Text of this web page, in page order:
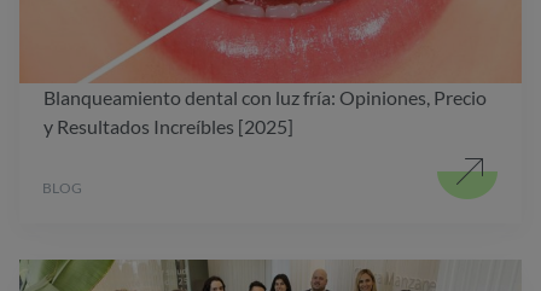
Blanqueamiento dental con luz fría: Opiniones, Precio
y Resultados Increíbles [2025]
BLOG